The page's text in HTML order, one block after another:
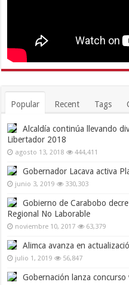
Popular Recent Tags
Alcaldía continúa llevando
Libertador 2018
agosto 13, 2018 444,411
Gobernador Lacava activa
junio 3, 2019 330,303
Gobierno de Carabobo
Regional No Laborable
noviembre 10, 2017 63,379
Alimca avanza en
julio 1, 2019 56,847
Gobernación lanza